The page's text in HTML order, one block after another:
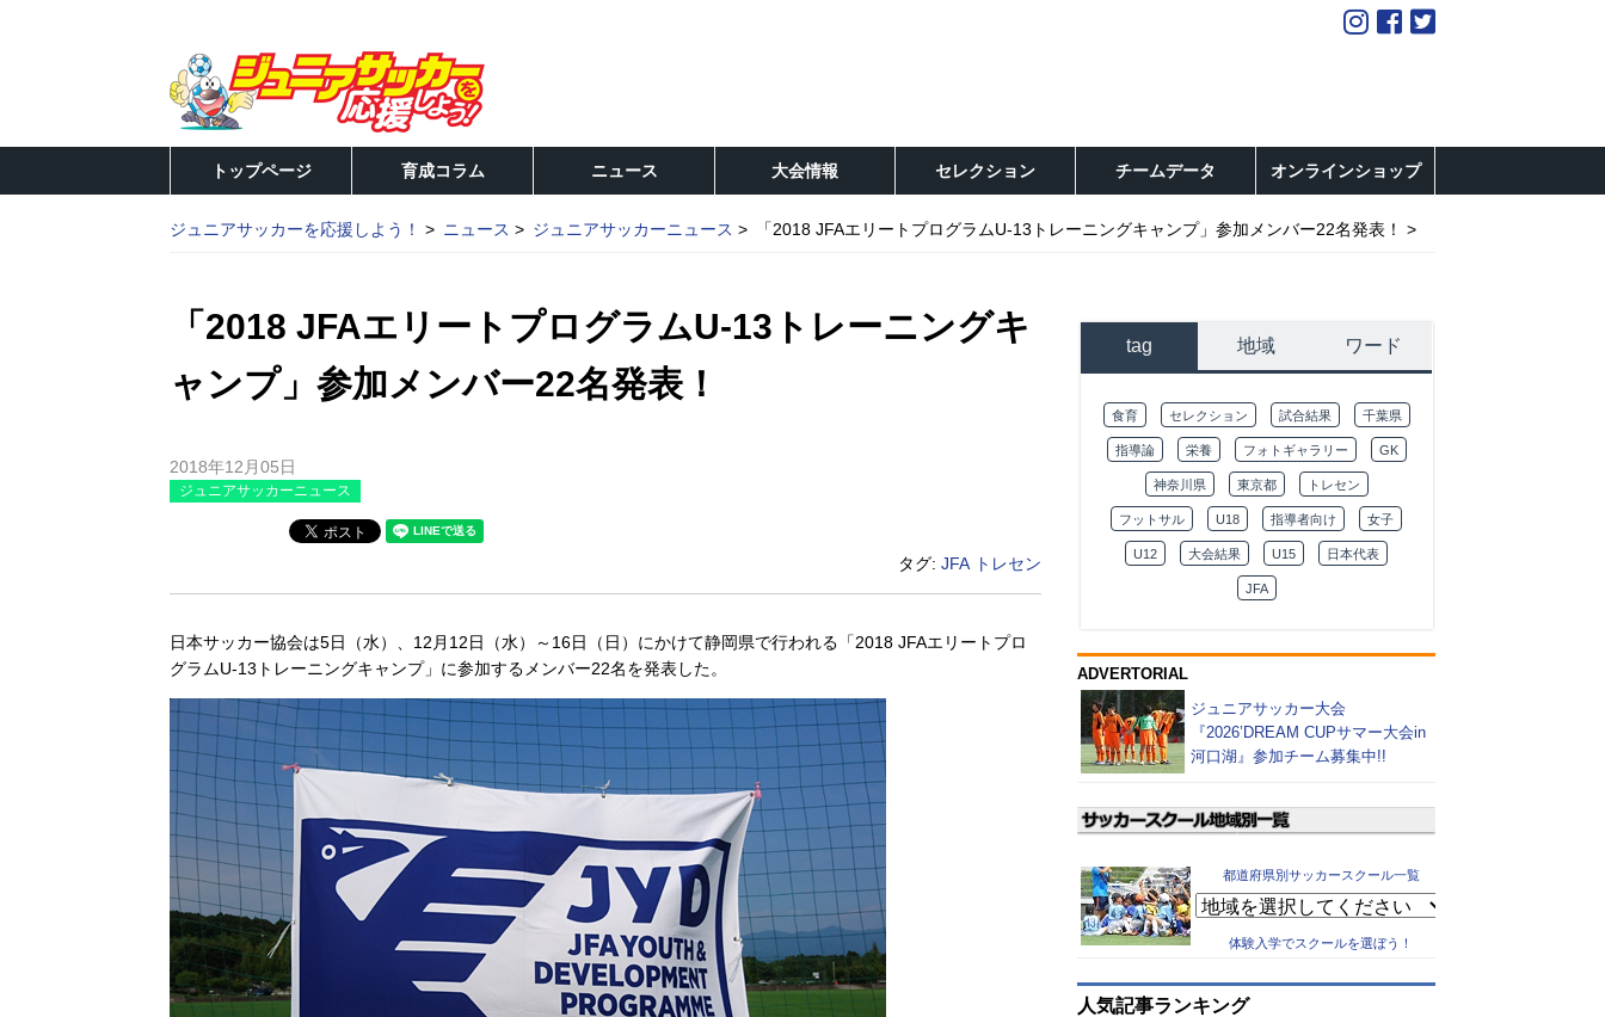
トップページ 育成コラム ニュース 大会情報 セレクション チームデータ オンラインショップ
ジュニアサッカーを応援しよう！ ニュース ジュニアサッカーニュース 「2018 JFAエリートプログラムU-13トレーニングキャンプ」参加メンバー22名発表！
「2018 JFAエリートプログラムU-13トレーニングキ
ャンプ」参加メンバー22名発表！
2018年12月05日
ジュニアサッカーニュース
タグ: JFA トレセン
日本サッカー協会は5日（水）、12月12日（水）～16日（日）にかけて静岡県で行われる「2018 JFAエリートプロ
グラムU-13トレーニングキャンプ」に参加するメンバー22名を発表した。
tag 地域 ワード
食育 セレクション 試合結果 千葉県
指導論 栄養 フォトギャラリー GK
神奈川県 東京都 トレセン
フットサル U18 指導者向け 女子
U12 大会結果 U15 日本代表
JFA
ADVERTORIAL
ジュニアサッカー大会
『2026’DREAM CUPサマー大会in
河口湖』参加チーム募集中!!
都道府県別サッカースクール一覧
体験入学でスクールを選ぼう！
人気記事ランキング